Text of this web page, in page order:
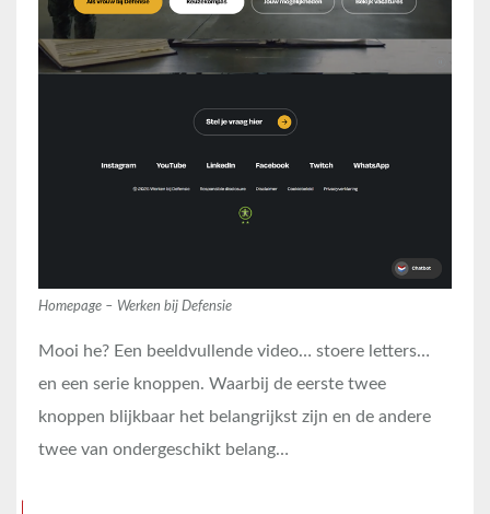
Homepage – Werken bij Defensie
Mooi he? Een beeldvullende video… stoere letters…
en een serie knoppen. Waarbij de eerste twee
knoppen blijkbaar het belangrijkst zijn en de andere
twee van ondergeschikt belang…